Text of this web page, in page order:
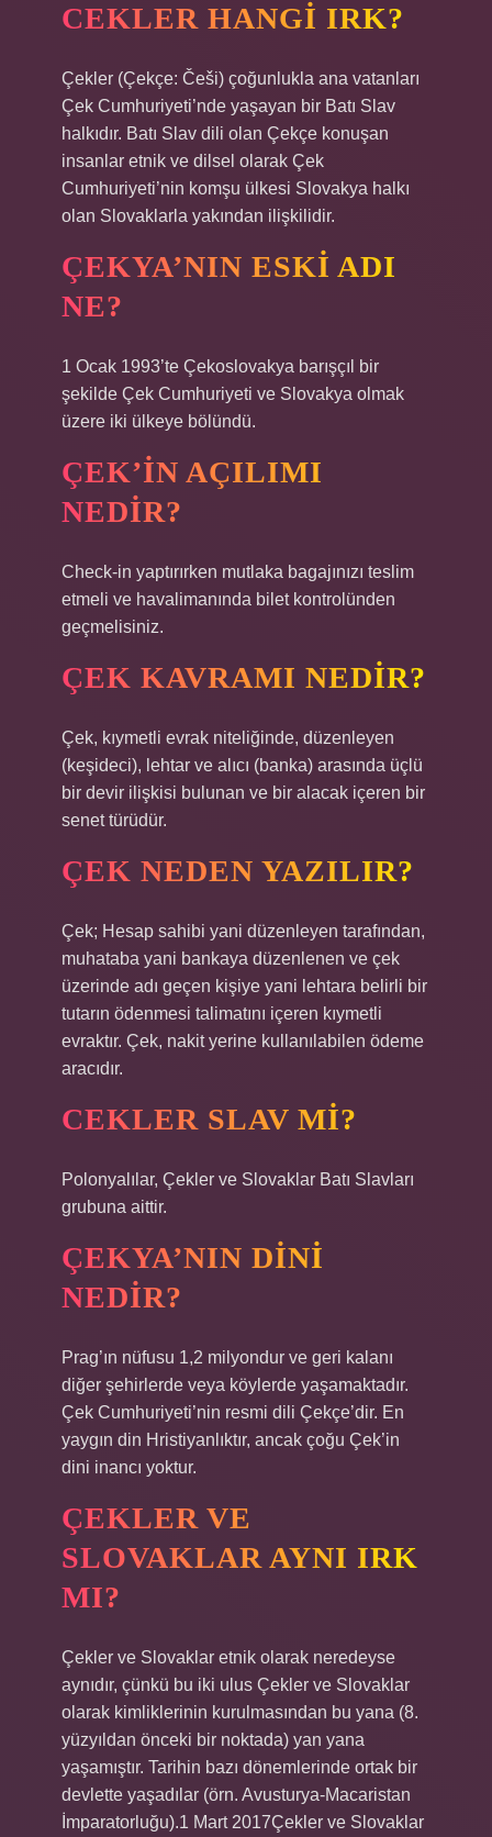
CEKLER HANGI IRK?
Çekler (Çekçe: Češi) çoğunlukla ana vatanları
Çek Cumhuriyeti’nde yaşayan bir Batı Slav
halkıdır. Batı Slav dili olan Çekçe konuşan
insanlar etnik ve dilsel olarak Çek
Cumhuriyeti’nin komşu ülkesi Slovakya halkı
olan Slovaklarla yakından ilişkilidir.
ÇEKYA’NIN ESKI ADI
NE?
1 Ocak 1993’te Çekoslovakya barışçıl bir
şekilde Çek Cumhuriyeti ve Slovakya olmak
üzere iki ülkeye bölündü.
ÇEK’IN AÇILIMI
NEDIR?
Check-in yaptırırken mutlaka bagajınızı teslim
etmeli ve havalimanında bilet kontrolünden
geçmelisiniz.
ÇEK KAVRAMI NEDIR?
Çek, kıymetli evrak niteliğinde, düzenleyen
(keşideci), lehtar ve alıcı (banka) arasında üçlü
bir devir ilişkisi bulunan ve bir alacak içeren bir
senet türüdür.
ÇEK NEDEN YAZILIR?
Çek; Hesap sahibi yani düzenleyen tarafından,
muhataba yani bankaya düzenlenen ve çek
üzerinde adı geçen kişiye yani lehtara belirli bir
tutarın ödenmesi talimatını içeren kıymetli
evraktır. Çek, nakit yerine kullanılabilen ödeme
aracıdır.
CEKLER SLAV MI?
Polonyalılar, Çekler ve Slovaklar Batı Slavları
grubuna aittir.
ÇEKYA’NIN DINI
NEDIR?
Prag’ın nüfusu 1,2 milyondur ve geri kalanı
diğer şehirlerde veya köylerde yaşamaktadır.
Çek Cumhuriyeti’nin resmi dili Çekçe’dir. En
yaygın din Hristiyanlıktır, ancak çoğu Çek’in
dini inancı yoktur.
ÇEKLER VE
SLOVAKLAR AYNI IRK
MI?
Çekler ve Slovaklar etnik olarak neredeyse
aynıdır, çünkü bu iki ulus Çekler ve Slovaklar
olarak kimliklerinin kurulmasından bu yana (8.
yüzyıldan önceki bir noktada) yan yana
yaşamıştır. Tarihin bazı dönemlerinde ortak bir
devlette yaşadılar (örn. Avusturya-Macaristan
İmparatorluğu).1 Mart 2017Çekler ve Slovaklar